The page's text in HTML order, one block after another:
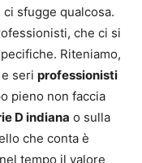
sfugge qualcosa.
che ci si
Riteniamo,
seri professionisti
pieno non faccia
D indiana o sulla
che conta è
tempo il valore